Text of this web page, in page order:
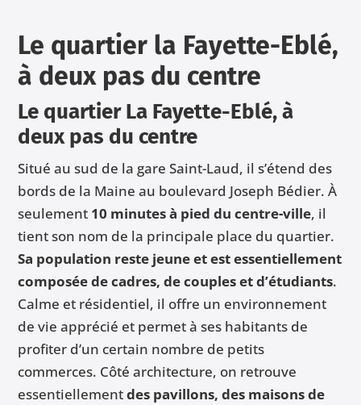
Le quartier la Fayette-Eblé,
à deux pas du centre
Le quartier La Fayette-Eblé, à
deux pas du centre
Situé au sud de la gare Saint-Laud, il s’étend des
bords de la Maine au boulevard Joseph Bédier. À
seulement 10 minutes à pied du centre-ville, il
tient son nom de la principale place du quartier.
Sa population reste jeune et est essentiellement
composée de cadres, de couples et d’étudiants.
Calme et résidentiel, il offre un environnement
de vie apprécié et permet à ses habitants de
profiter d’un certain nombre de petits
commerces. Côté architecture, on retrouve
essentiellementdes pavillons, des maisons de